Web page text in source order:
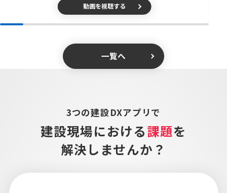
動画を視聴する
一覧へ
3つの建設DXアプリで
建設現場における課題を
解決しませんか？